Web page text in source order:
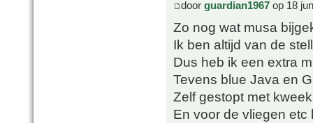
door guardian1967 op 18
Zo nog wat musa
Ik ben altijd van de
Dus heb ik een extra
Tevens blue Java en
Zelf gestopt met
En voor de vliegen